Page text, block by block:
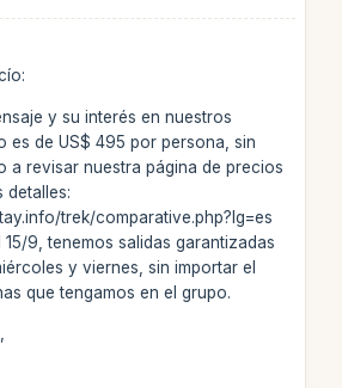
y su interés en nuestros
es de US$ 495 por persona, sin
a revisar nuestra página de precios
detalles:
trek/comparative.php?lg=es
9, tenemos salidas garantizadas
y viernes, sin importar el
que tengamos en el grupo.